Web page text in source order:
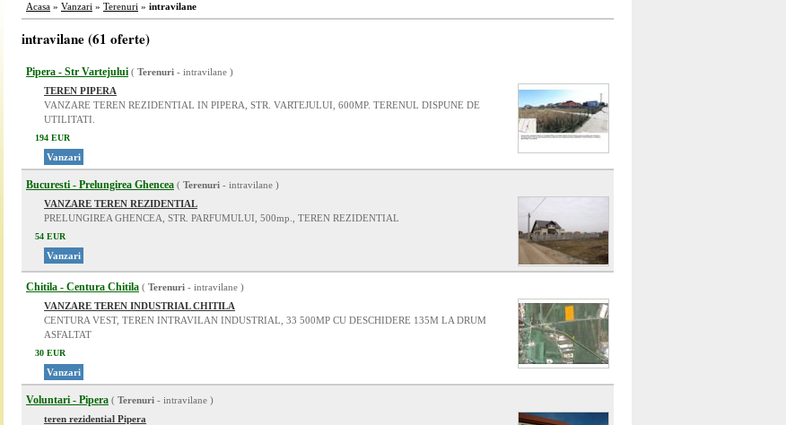
Acasa » Vanzari » Terenuri » intravilane
intravilane (61 oferte)
Pipera - Str Vartejului ( Terenuri - intravilane )
TEREN PIPERA
VANZARE TEREN REZIDENTIAL IN PIPERA, STR. VARTEJULUI, 600MP. TERENUL DISPUNE DE
UTILITATI.
194 EUR
Vanzari
Bucuresti - Prelungirea Ghencea ( Terenuri - intravilane )
VANZARE TEREN REZIDENTIAL
PRELUNGIREA GHENCEA, STR. PARFUMULUI, 500mp., TEREN REZIDENTIAL
54 EUR
Vanzari
Chitila - Centura Chitila ( Terenuri - intravilane )
VANZARE TEREN INDUSTRIAL CHITILA
CENTURA VEST, TEREN INTRAVILAN INDUSTRIAL, 33 500MP CU DESCHIDERE 135M LA DRUM
ASFALTAT
30 EUR
Vanzari
Voluntari - Pipera ( Terenuri - intravilane )
teren rezidential Pipera